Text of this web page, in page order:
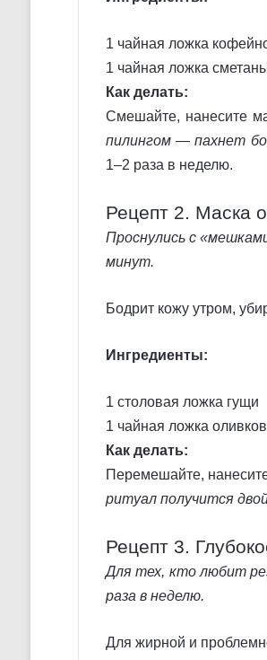
1 чайная ложка
1 чайная ложка
Как делать:
Смешайте, нанесите
пилингом — пахнет
1–2 раза в неделю.
Рецепт 2. Маска
Проснулись с
минут.
Бодрит кожу утром,
Ингредиенты:
1 столовая ложка гущи
1 чайная ложка
Как делать:
Перемешайте,
ритуал получится
Рецепт 3.
Для тех, кто любит
раза в неделю.
Для жирной и